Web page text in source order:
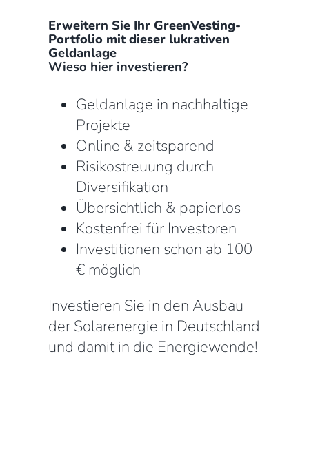
Erweitern Sie Ihr GreenVesting-
Portfolio mit dieser lukrativen
Geldanlage
Wieso hier investieren?
Geldanlage in nachhaltige
Projekte
Online & zeitsparend
Risikostreuung durch
Diversifikation
Übersichtlich & papierlos
Kostenfrei für Investoren
Investitionen schon ab 100
€ möglich
Investieren Sie in den Ausbau
der Solarenergie in Deutschland
und damit in die Energiewende!